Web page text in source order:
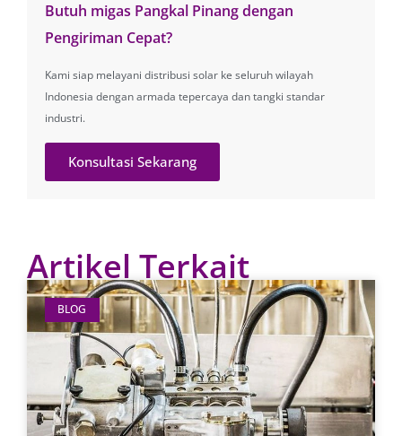
Butuh migas Pangkal Pinang dengan
Pengiriman Cepat?
Kami siap melayani distribusi solar ke seluruh wilayah
Indonesia dengan armada tepercaya dan tangki standar
industri.
Konsultasi Sekarang
Artikel Terkait
BLOG